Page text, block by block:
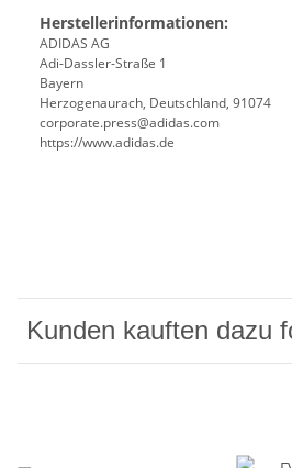
Herstellerinformationen:
ADIDAS AG
Adi-Dassler-Straße 1
Bayern
Herzogenaurach, Deutschland, 91074
corporate.press@adidas.com
https://www.adidas.de
Kunden kauften dazu